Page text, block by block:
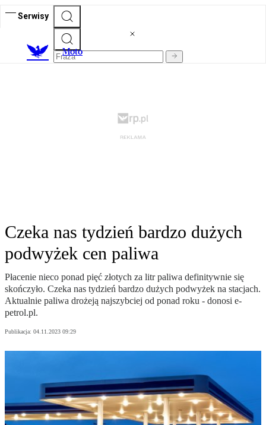
Serwisy
Moto
Czeka nas tydzień bardzo dużych
podwyżek cen paliwa
Płacenie nieco ponad pięć złotych za litr paliwa definitywnie się
skończyło. Czeka nas tydzień bardzo dużych podwyżek na stacjach.
Aktualnie paliwa drożeją najszybciej od ponad roku - donosi e-
petrol.pl.
Publikacja: 04.11.2023 09:29